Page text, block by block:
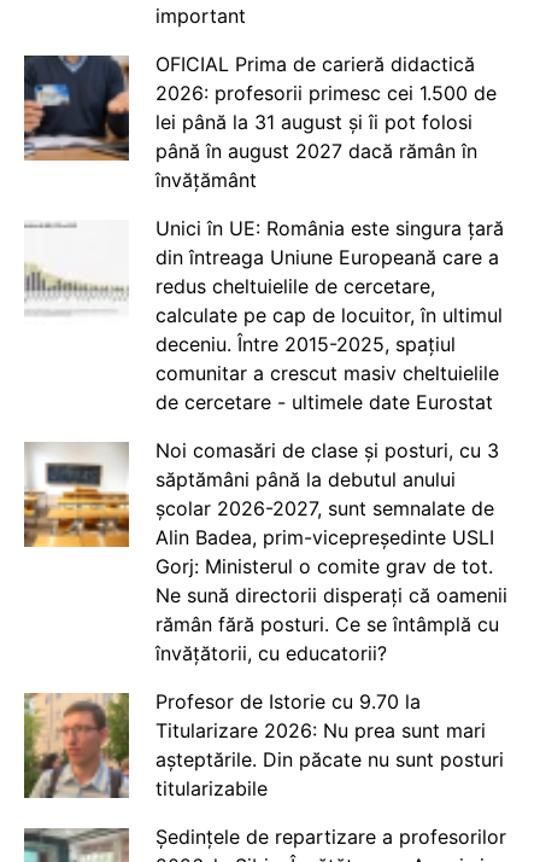
important
OFICIAL Prima de carieră didactică
2026: profesorii primesc cei 1.500 de
lei până la 31 august și îi pot folosi
până în august 2027 dacă rămân în
învățământ
Unici în UE: România este singura țară
din întreaga Uniune Europeană care a
redus cheltuielile de cercetare,
calculate pe cap de locuitor, în ultimul
deceniu. Între 2015-2025, spațiul
comunitar a crescut masiv cheltuielile
de cercetare - ultimele date Eurostat
Noi comasări de clase și posturi, cu 3
săptămâni până la debutul anului
școlar 2026-2027, sunt semnalate de
Alin Badea, prim-vicepreședinte USLI
Gorj: Ministerul o comite grav de tot.
Ne sună directorii disperați că oamenii
rămân fără posturi. Ce se întâmplă cu
învățătorii, cu educatorii?
Profesor de Istorie cu 9.70 la
Titularizare 2026: Nu prea sunt mari
așteptările. Din păcate nu sunt posturi
titularizabile
Ședințele de repartizare a profesorilor